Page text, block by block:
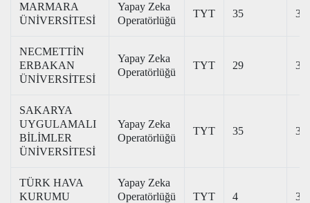
MARMARA
ÜNİVERSİTESİ
Yapay Zeka
Operatörlüğü
TYT 35
NECMETTİN
ERBAKAN
ÜNİVERSİTESİ
Yapay Zeka
Operatörlüğü
TYT 29
SAKARYA
UYGULAMALI
BİLİMLER
ÜNİVERSİTESİ
Yapay Zeka
Operatörlüğü
TYT 35
TÜRK HAVA
KURUMU
Yapay Zeka
Operatörlüğü
TYT 4